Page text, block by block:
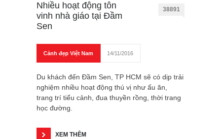
Nhiều hoạt động tôn
vinh nhà giáo tại Đầm
Sen
38891
Cảnh đẹp Việt Nam 14/11/2016
Du khách đến Đầm Sen, TP HCM sẽ có dịp trải
nghiệm nhiều hoạt động thú vị như ấu ăn,
trang trí tiểu cảnh, đua thuyền rồng, thời trang
học đường.
XEM THÊM